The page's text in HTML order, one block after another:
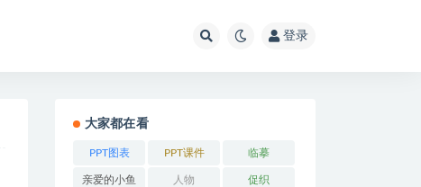
登录
大家都在看
PPT图表 PPT课件 临摹
亲爱的小鱼 人物 促织